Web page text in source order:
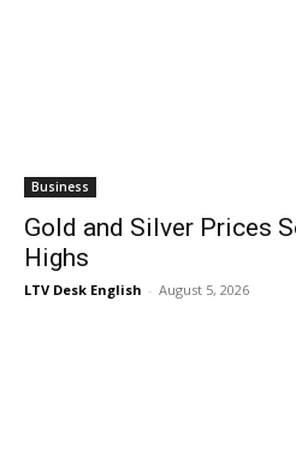
Business
Gold and Silver Prices
Highs
LTV Desk English - August 5, 2026